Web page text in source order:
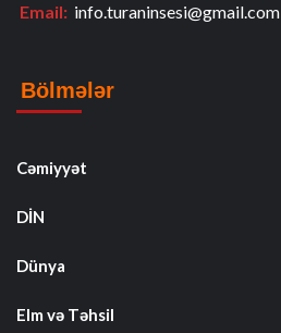
Email: info.turaninsesi@gmail.com
Bölmələr
Cəmiyyət
DİN
Dünya
Elm və Təhsil